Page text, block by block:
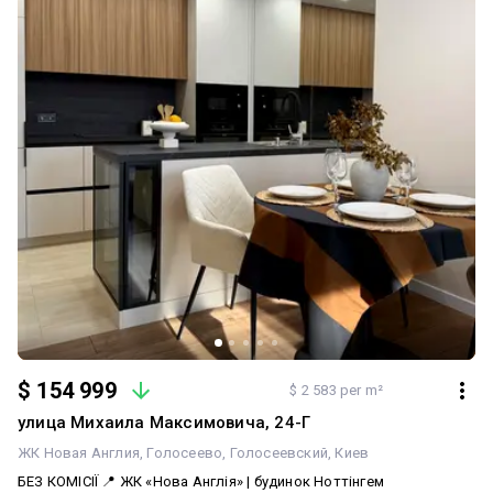
стане чудовим вибором як для особистого проживання, так і
університетами столиці вона користується стабільно високим
попитом на оренду, що забезпечує високу дохідність і ліквідність
інвестиції.
$ 154 999 $ 2 583 per m²
улица Михаила Максимовича, 24-Г
ЖК Новая Англия Голосеево Голосеевский Киев
БЕЗ КОМІСІЇ 📍 ЖК «Нова Англія» | будинок Ноттінгем